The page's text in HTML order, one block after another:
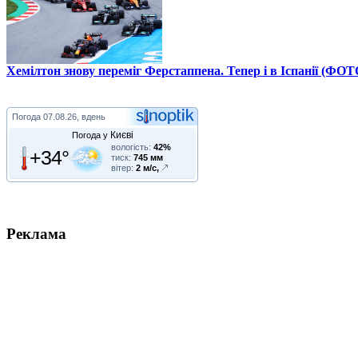
Хемілтон знову переміг Ферстаппена. Тепер і в Іспанії
Погода 07.08.26, вдень
Погода у Києві
+34° вологість: 42%
тиск: 745 мм
вітер: 2 м/с,
Реклама